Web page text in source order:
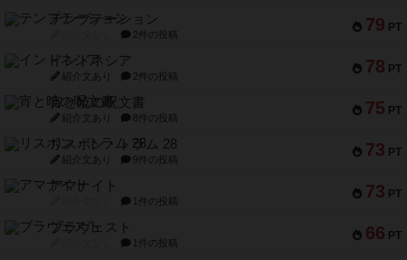
79 PT
テンプテーション
2件の投稿
78 PT
インドネシア
紹介文あり 2件の投稿
75 PT
宵と暁の呪文書
紹介文あり 8件の投稿
73 PT
リスボン・トラム 28
紹介文あり 9件の投稿
73 PT
アマナイト
1件の投稿
66 PT
ブラヴェスト
1件の投稿